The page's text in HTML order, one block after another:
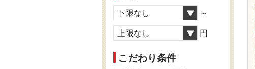
下限なし ～
上限なし 円
こだわり条件